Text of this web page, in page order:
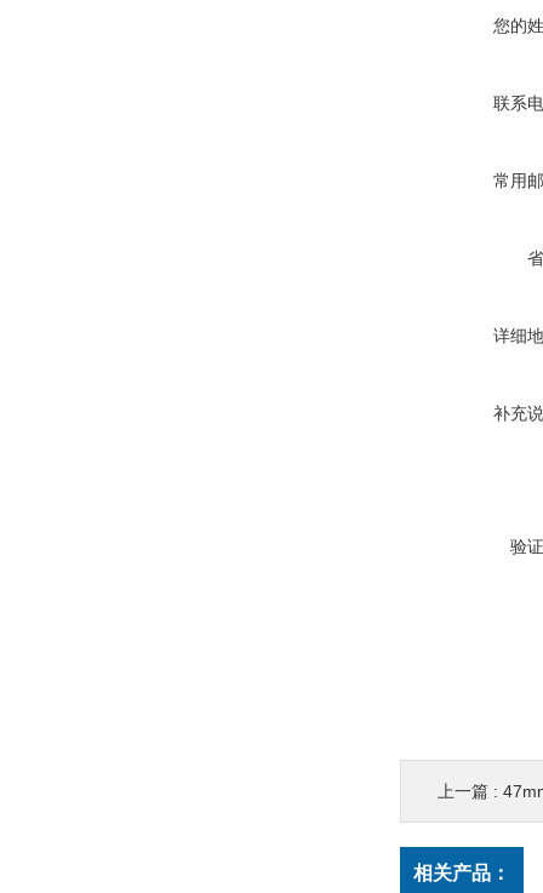
您的
联系
常用
详细
补充
验
上一篇 :
相关产品：